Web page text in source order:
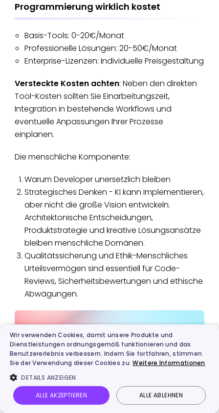
Programmierung wirklich kostet
Basis-Tools: 0-20€/Monat
Professionelle Lösungen: 20-50€/Monat
Enterprise-Lizenzen: Individuelle Preisgestaltung
Versteckte Kosten achten: Neben den direkten
Tool-Kosten sollten Sie Einarbeitungszeit,
Integration in bestehende Workflows und
eventuelle Anpassungen Ihrer Prozesse
einplanen.
Die menschliche Komponente:
Warum Developer unersetzlich bleiben
Strategisches Denken - KI kann implementieren,
aber nicht die große Vision entwickeln.
Architektonische Entscheidungen,
Produktstrategie und kreative Lösungsansätze
bleiben menschliche Domänen.
Qualitätssicherung und Ethik-Menschliches
Urteilsvermögen sind essentiell für Code-
Reviews, Sicherheitsbewertungen und ethische
Abwägungen.
Wir verwenden Cookies, damit unsere Produkte und
Dienstleistungen ordnungsgemäß funktionieren und das
Benutzererlebnis verbessern. Indem Sie fortfahren, stimmen
Sie der Verwendung dieser Cookies zu.Weitere Informationen
DETAILS ANZEIGEN
ALLE AKZEPTIEREN ALLE ABLEHNEN